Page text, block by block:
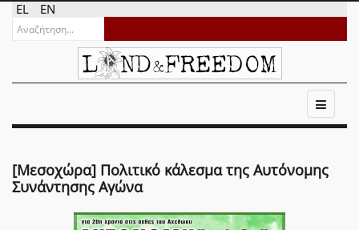
EL EN
[Μεσοχώρα] Πολιτικό κάλεσμα της Αυτόνομης
Συνάντησης Αγώνα